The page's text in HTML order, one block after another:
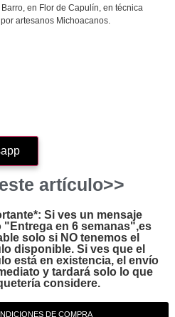
Barro, en Flor de Capulín, en técnica
artesanos Michoacanos.
artículo>>
Si ves un mensaje
"Entrega en 6 semanas",es
solo si NO tenemos el
disponible. Si ves que el
está en existencia, el envío
y tardará solo lo que
considere.
DE COMPRA